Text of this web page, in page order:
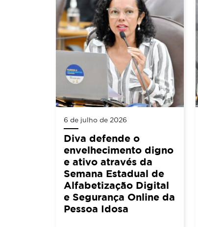
6 de julho de 2026
Diva defende o
envelhecimento digno
e ativo através da
Semana Estadual de
Alfabetização Digital
e Segurança Online da
Pessoa Idosa